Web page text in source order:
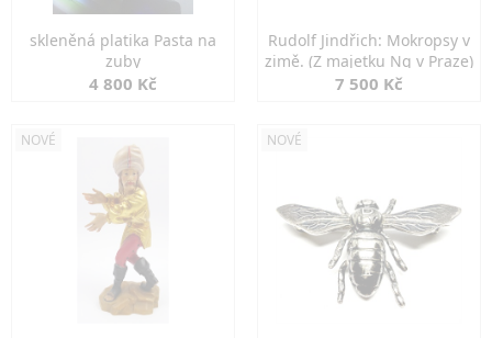
skleněná platika Pasta na
zuby
4 800 Kč
Rudolf Jindřich: Mokropsy v
zimě. (Z majetku Ng v Praze)
7 500 Kč
NOVÉ NOVÉ